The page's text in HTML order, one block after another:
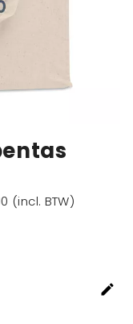
(incl. BTW)